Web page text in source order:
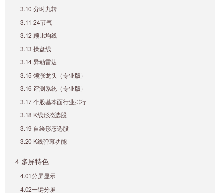
3.10 分时九转
3.11 24节气
3.12 顾比均线
3.13 操盘线
3.14 异动雷达
3.15 领涨龙头（专业版）
3.16 评测系统（专业版）
3.17 个股基本面行业排行
3.18 K线形态选股
3.19 自绘形态选股
3.20 K线弹幕功能
4 多屏特色
4.01分屏显示
4.02一键分屏